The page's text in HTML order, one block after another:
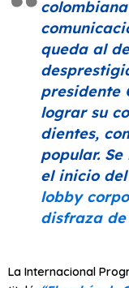
queda al
presidente
lograr su
dientes,
popular.
el inicio
lobby
disfraza de
La Internacional